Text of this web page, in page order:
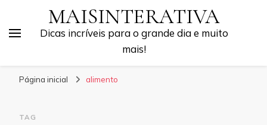
MAISINTERATIVA
Dicas incríveis para o grande dia e muito
mais!
Página inicial alimento
TAG